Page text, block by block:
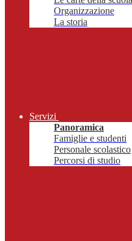
Organizzazione
La storia
Servizi
Panoramica
Famiglie e studenti
Personale scolastico
Percorsi di studio